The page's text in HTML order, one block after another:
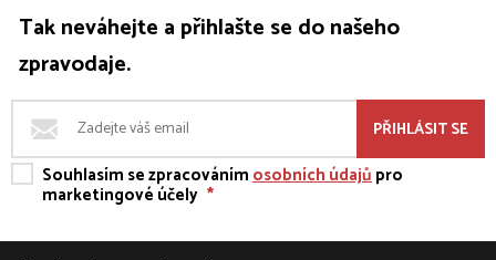
Tak neváhejte a přihlašte se do našeho
zpravodaje.
PŘIHLÁSIT SE
Souhlasím se zpracovánímosobních údajůpro
marketingové účely *